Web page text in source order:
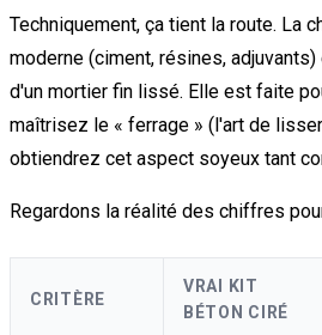
Techniquement, ça tient la route. La
moderne (ciment, résines,
d'un mortier fin lissé. Elle est faite
maîtrisez le « ferrage » (l'art de
obtiendrez cet aspect soyeux tant
Regardons la réalité des chiffres
CRITÈRE
VRAI KIT
BÉTON CIRÉ